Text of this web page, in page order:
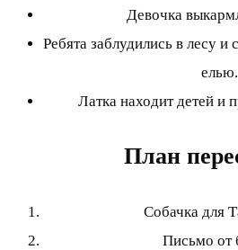
Девочка
Ребята заблудились в лесу
елью.
Латка находит детей и
План
Собачка для
Письмо от